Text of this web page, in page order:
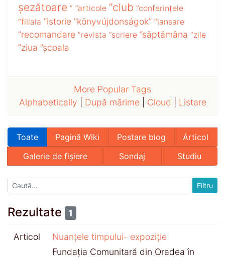
șezătoare ” ”articole ”club ”conferințele
”filiala ”istorie ”könyvújdonságok” ”lansare
”recomandare ”revista ”scriere ”săptămâna ”zile
”ziua ”școala
More Popular Tags
Alphabetically
După mărime| Cloud Listare
Toate Pagină Wiki Postare blog
Articol
Galerie de fișiere
Sondaj Studiu
Rezultate 1
Articol
Nuanțele timpului- expoziție
Fundația Comunitară din Oradea în